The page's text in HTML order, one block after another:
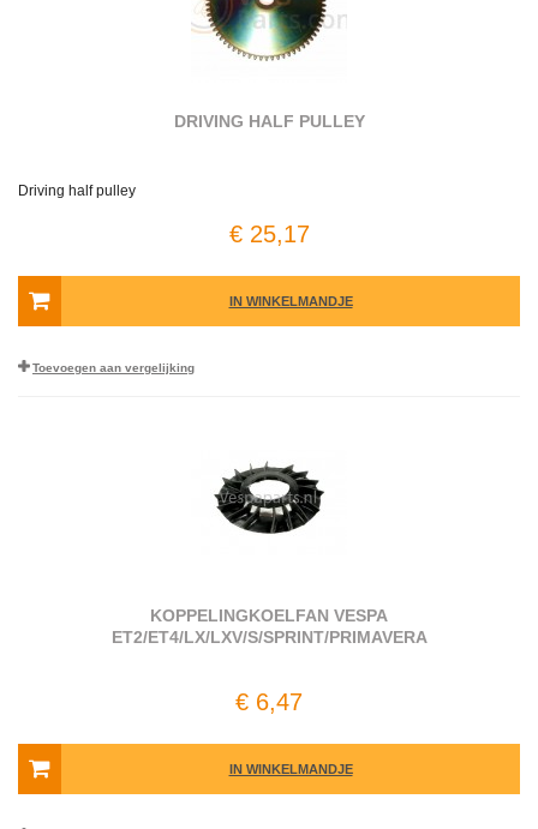
DRIVING HALF PULLEY
Driving half pulley
€ 25,17
IN WINKELMANDJE
Toevoegen aan vergelijking
KOPPELINGKOELFAN VESPA
ET2/ET4/LX/LXV/S/SPRINT/PRIMAVERA
€ 6,47
IN WINKELMANDJE